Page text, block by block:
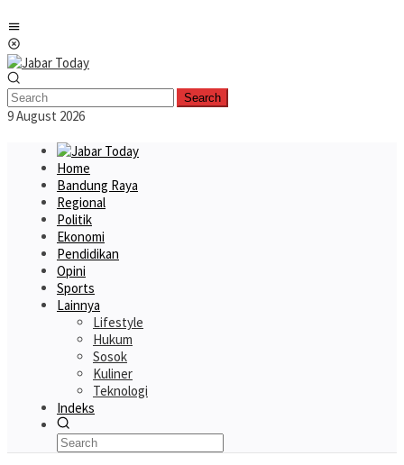
to
content
Search
9 August 2026
Home
Bandung Raya
Regional
Politik
Ekonomi
Pendidikan
Opini
Sports
Lainnya
Lifestyle
Hukum
Sosok
Kuliner
Teknologi
Indeks